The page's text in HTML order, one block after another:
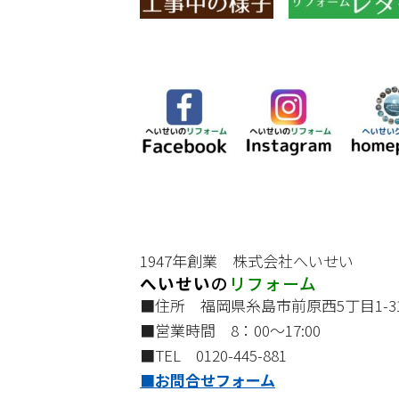
1947年創業 株式会社へいせい
へいせいの リフォーム
■住所 福岡県糸島市前原西5丁目1-
■営業時間 8：00～17:00
■TEL 0120-445-881
■お問合せフォーム